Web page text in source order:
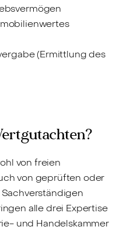
(Ermittlung des
von freien
von geprüften oder
alle drei Expertise
und Handelskammer